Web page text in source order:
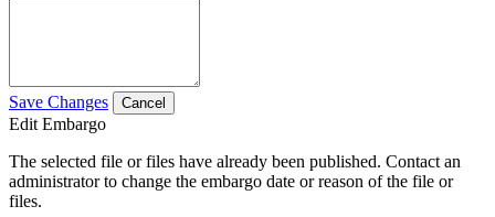
Save Changes Cancel
Edit Embargo
The selected file or files have already been published. Contact an
administrator to change the embargo date or reason of the file or
files.